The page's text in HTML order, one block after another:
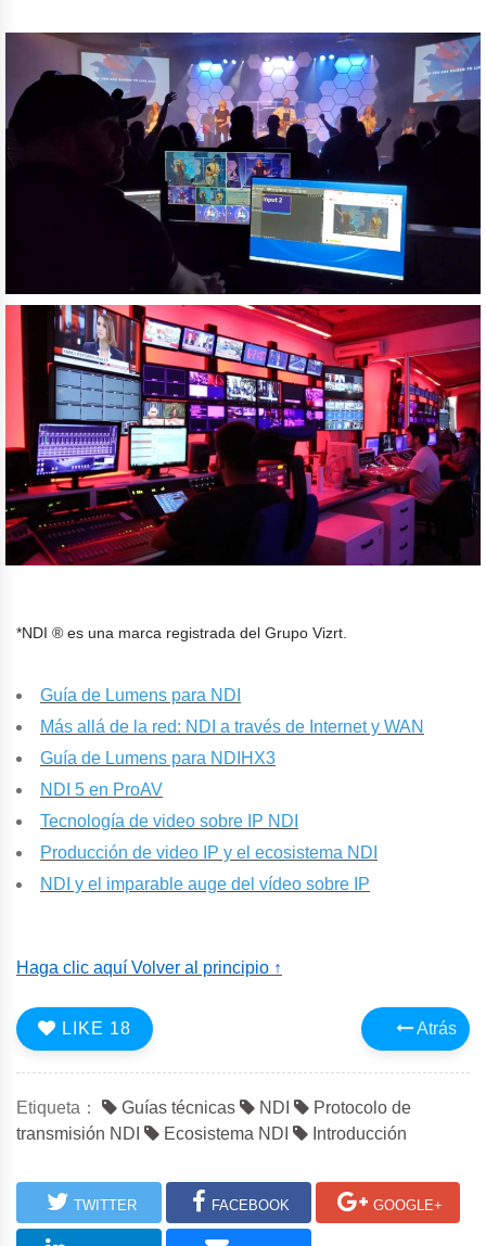
*NDI ® es una marca registrada del Grupo Vizrt.
Guía de Lumens para NDI
Más allá de la red: NDI a través de Internet y WAN
Guía de Lumens para NDIHX3
NDI 5 en ProAV
Tecnología de video sobre IP NDI
Producción de video IP y el ecosistema NDI
NDI y el imparable auge del vídeo sobre IP
Haga clic aquí Volver al principio ↑
Atrás
LIKE 18
Etiqueta： Guías técnicas NDI
Protocolo de
transmisión NDI
Ecosistema NDI Introducción
TWITTER FACEBOOK GOOGLE+